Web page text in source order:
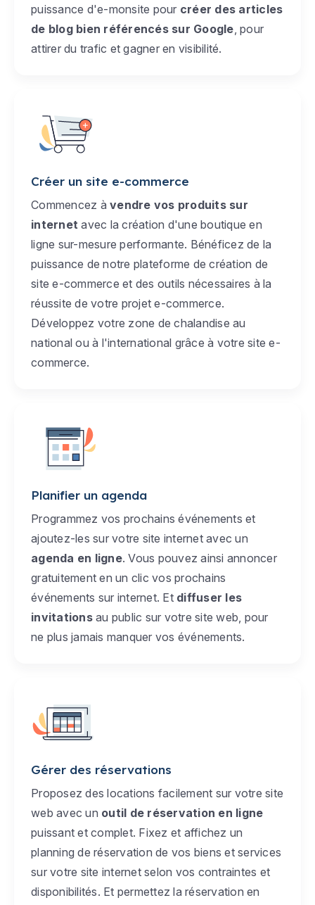
puissance d'e-monsite pour créer des articles
de blog bien référencés sur Google , pour
attirer du trafic et gagner en visibilité.
Créer un site e-commerce
Commencez à vendre vos produits sur
internet avec la création d'une boutique en
ligne sur-mesure performante. Bénéficez de la
puissance de notre plateforme de création de
site e-commerce et des outils nécessaires à la
réussite de votre projet e-commerce.
Développez votre zone de chalandise au
national ou à l'international grâce à votre site e-
commerce.
Planifier un agenda
Programmez vos prochains événements et
ajoutez-les sur votre site internet avec un
agenda en ligne. Vous pouvez ainsi annoncer
gratuitement en un clic vos prochains
événements sur internet. Et diffuser les
invitationsau public sur votre site web, pour
ne plus jamais manquer vos événements.
Gérer des réservations
Proposez des locations facilement sur votre site
web avec un outil de réservation en ligne
puissant et complet. Fixez et affichez un
planning de réservation de vos biens et services
sur votre site internet selon vos contraintes et
disponibilités. Et permettez la réservation en